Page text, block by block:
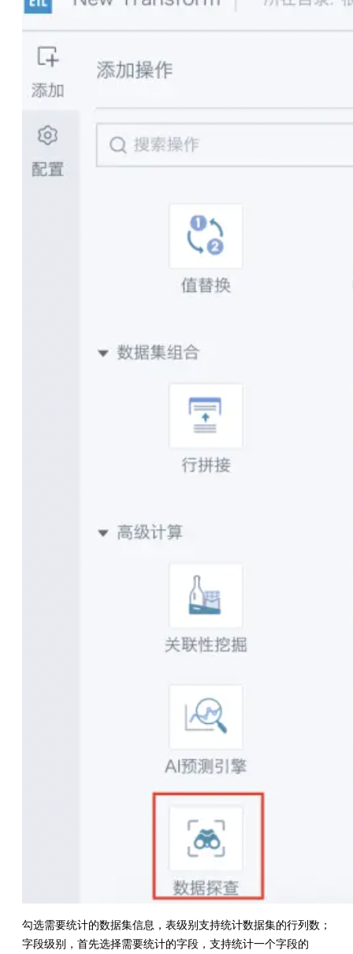
勾选需要统计的数据集信息，表级别支持统计数据集的行列数；
字段级别，首先选择需要统计的字段，支持统计一个字段的